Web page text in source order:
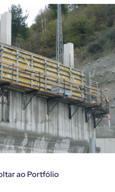
ao Portfólio